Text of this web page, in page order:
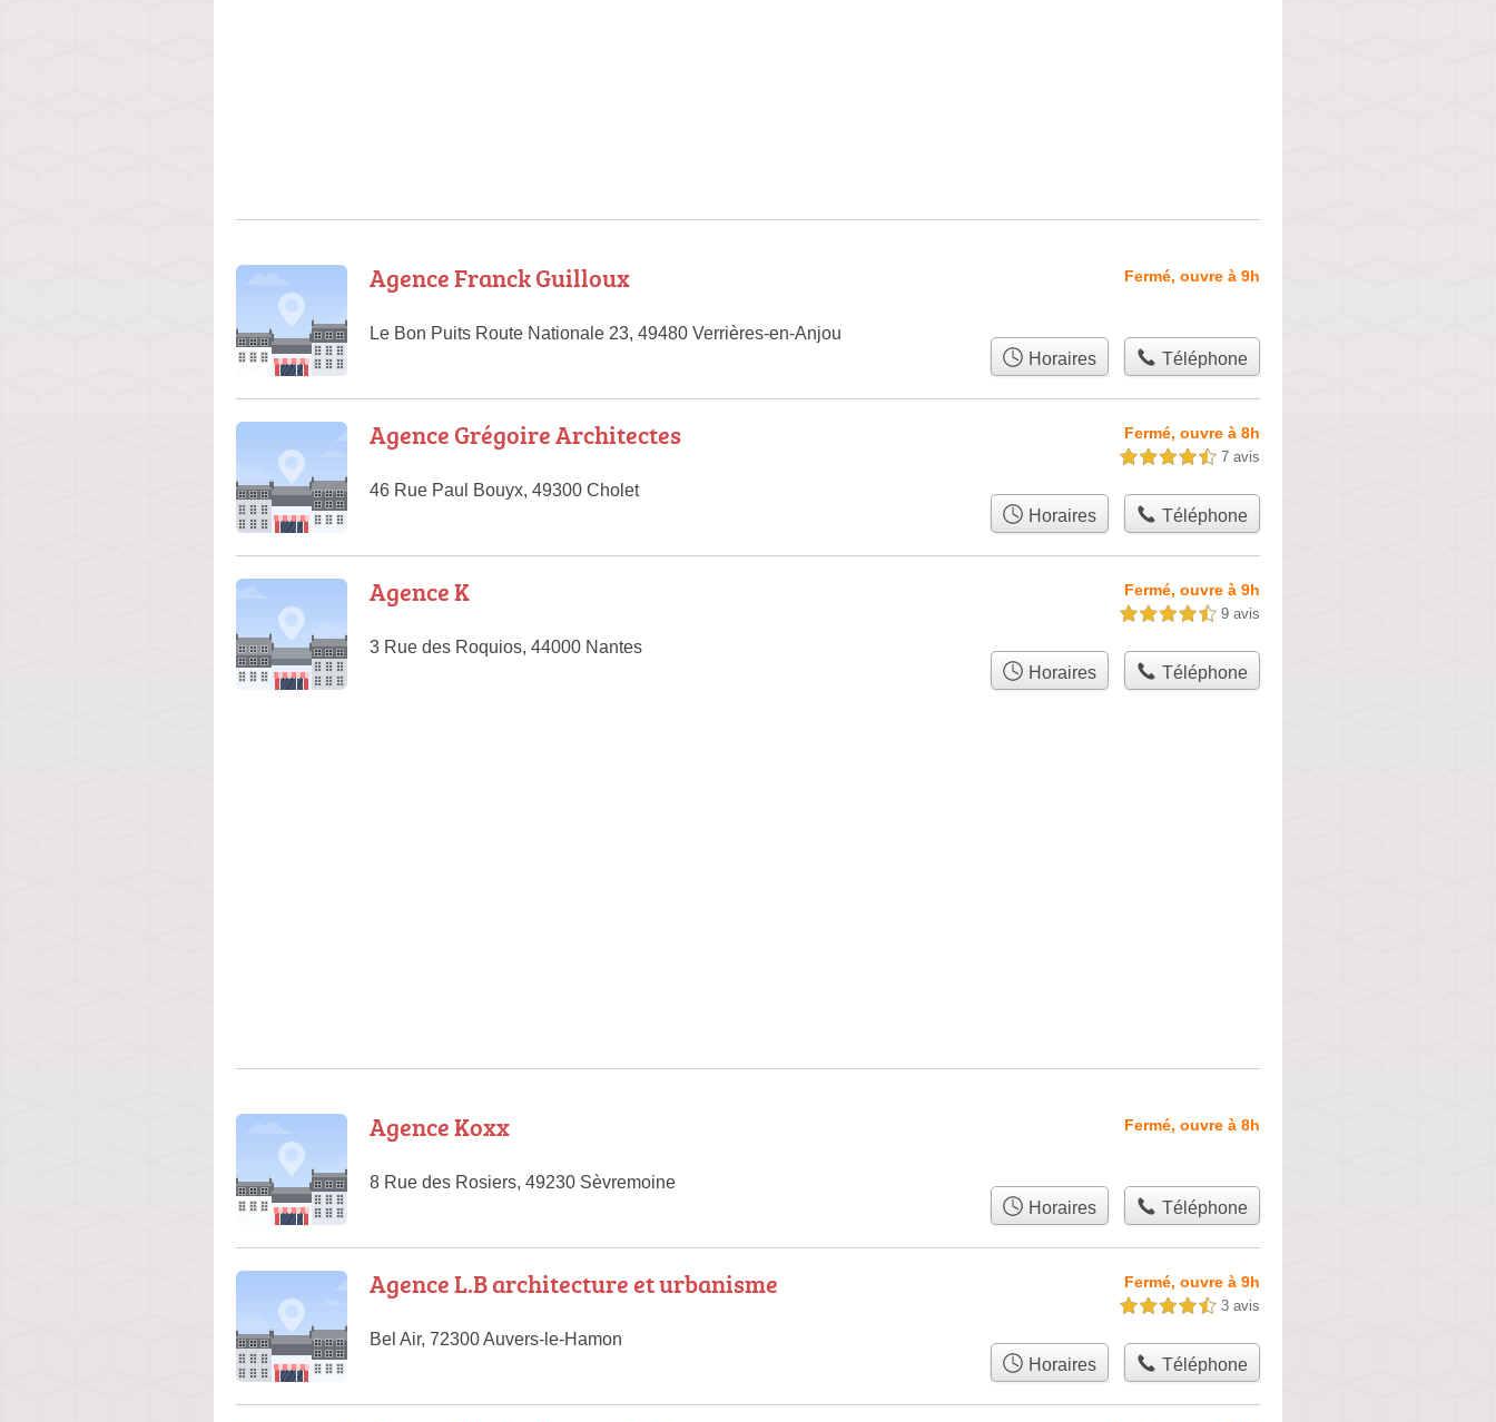
Agence Franck Guilloux
Le Bon Puits Route Nationale 23, 49480 Verrières-en-Anjou
Fermé, ouvre à 9h
Horaires Téléphone
Agence Grégoire Architectes
46 Rue Paul Bouyx, 49300 Cholet
Fermé, ouvre à 8h
4,5 étoiles sur 5 7 avis
Horaires Téléphone
Agence K
3 Rue des Roquios, 44000 Nantes
Fermé, ouvre à 9h
4,5 étoiles sur 5 9 avis
Horaires Téléphone
Agence Koxx
8 Rue des Rosiers, 49230 Sèvremoine
Fermé, ouvre à 8h
Horaires Téléphone
Agence L.B architecture et urbanisme
Bel Air, 72300 Auvers-le-Hamon
Fermé, ouvre à 9h
4,5 étoiles sur 5 3 avis
Horaires Téléphone